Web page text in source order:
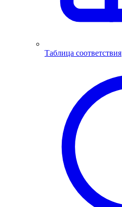
Таблица соответствия